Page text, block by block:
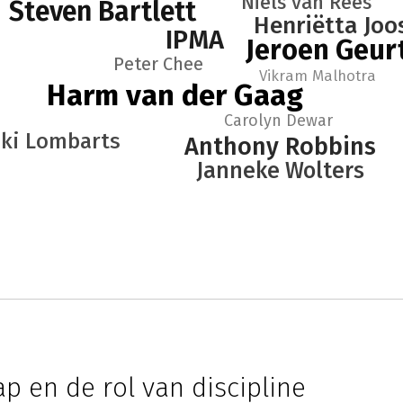
Harm van der Gaag
Jeroen
Steven Bartlett
IPMA
Anthony Robbins
Henriëtta
Janneke Wolters
Lombarts
Peter Chee
Carolyn Dewar
Vikram Malhotra
en de rol van discipline